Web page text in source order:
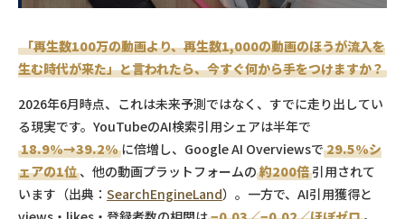
「再生数100万の動画より、再生数1,000の動画のほうが流入を
生む時代が来た」と言われたら、今すぐ何から手をつけますか？
2026年6月時点、これは未来予測ではなく、すでに走り出してい
る現実です。YouTubeのAI検索引用シェアは半年で
18.9%→39.2% に倍増し、Google AI Overviewsで 29.5%シ
ェアの1位 、他の動画プラットフォームの 約200倍 引用されて
います（出典： SearchEngineLand）。一方で、AI引用獲得と